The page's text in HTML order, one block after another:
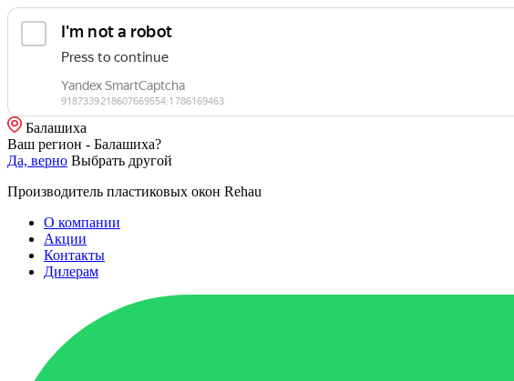
Балашиха
Ваш регион - Балашиха?
Да, верно Выбрать другой
Производитель пластиковых окон Rehau
О компании
Акции
Контакты
Дилерам